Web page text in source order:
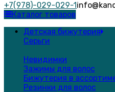
+7(978)-029-029-1
Каталог товаров
Детская бижутерия
Серьги
Невидимки
Зажимы для волос
Бижутерия в
Резинки для волос